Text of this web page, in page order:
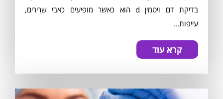
בדיקת דם ויטמין d הוא כאשר מופיעים כאבי שרירים,
עייפות...
קרא עוד